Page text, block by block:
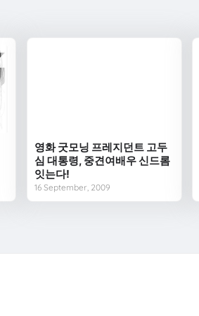
영화 굿모닝 프레지던트 고두
심 대통령, 중견여배우 신드롬
잇는다!
16 September, 2009